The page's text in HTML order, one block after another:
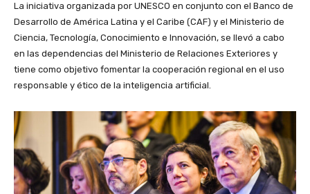
La iniciativa organizada por UNESCO en conjunto con el Banco de
Desarrollo de América Latina y el Caribe (CAF) y el Ministerio de
Ciencia, Tecnología, Conocimiento e Innovación, se llevó a cabo
en las dependencias del Ministerio de Relaciones Exteriores y
tiene como objetivo fomentar la cooperación regional en el uso
responsable y ético de la inteligencia artificial.